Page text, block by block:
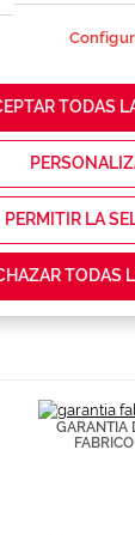
TODAS
PERMITIR LA
TODAS
GARANTIA
FABRICO